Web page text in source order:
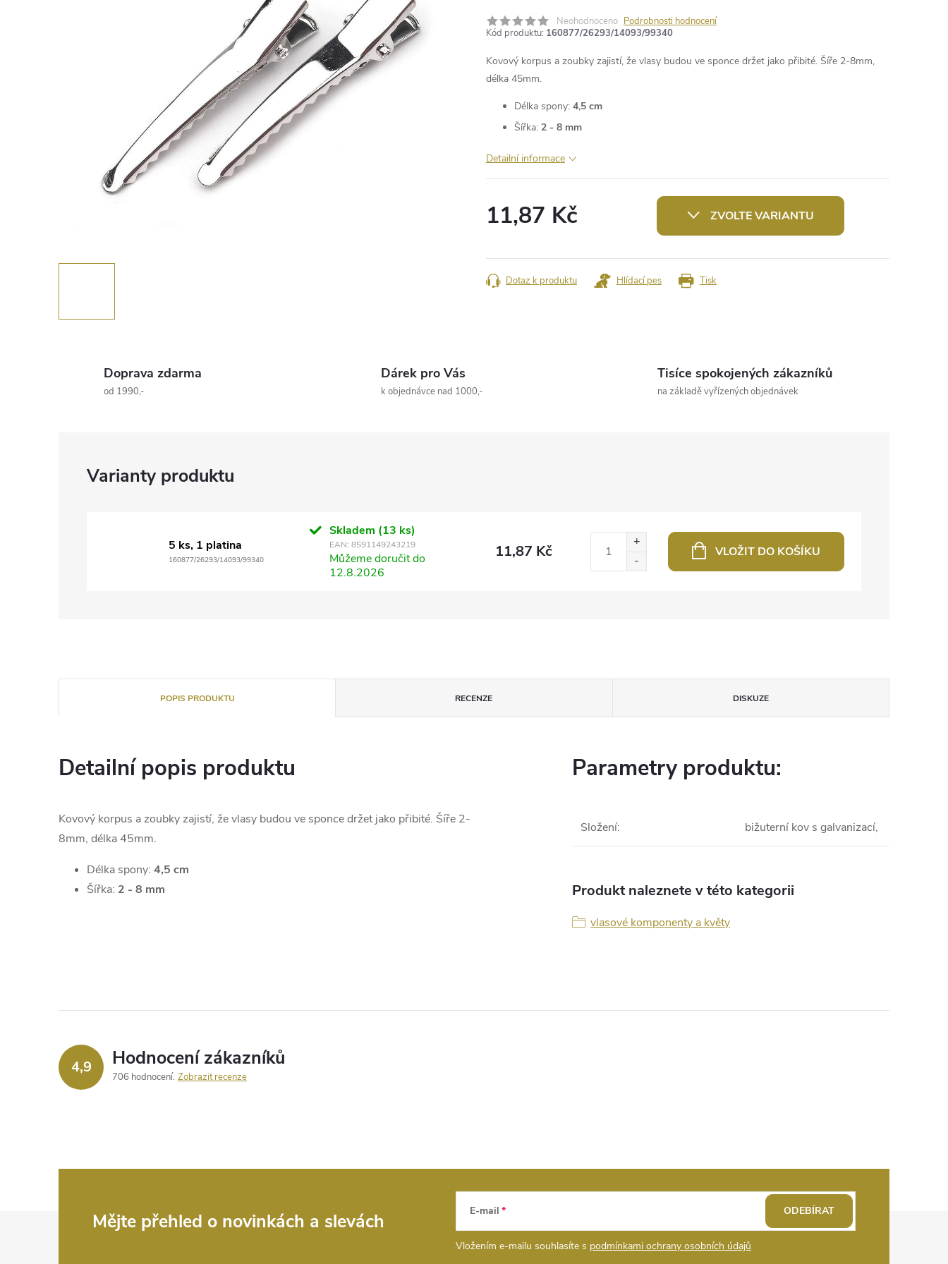
Neohodnoceno Podrobnosti hodnocení
Kód produktu: 160877/26293/14093/99340
Kovový korpus a zoubky zajistí, že vlasy budou ve sponce držet jako přibité. Šíře 2-8mm,
délka 45mm.
Délka spony: 4,5 cm
Šířka: 2 - 8 mm
Detailní informace
11,87 Kč ZVOLTE VARIANTU
Tisk
Dotaz k produktu Hlídací pes
Doprava zdarma
od 1990,-
Dárek pro Vás
k objednávce nad 1000,-
Tisíce spokojených zákazníků
na základě vyřízených objednávek
5 ks, 1 platina
160877/26293/14093/99340
Skladem (13 ks)
EAN: 8591149243219
Můžeme doručit do
12.8.2026
11,87 Kč VLOŽIT DO KOŠÍKU
POPIS PRODUKTU RECENZE DISKUZE
Detailní popis produktu
Kovový korpus a zoubky zajistí, že vlasy budou ve sponce držet jako přibité. Šíře 2-
8mm, délka 45mm.
Délka spony: 4,5 cm
Šířka: 2 - 8 mm
Parametry produktu:
Složení: bižuterní kov s galvanizací,
Produkt naleznete v této kategorii
vlasové komponenty a květy
4,9 Hodnocení zákazníků
706 hodnocení Zobrazit recenze
Mějte přehled o novinkách a slevách E-mail
Vložením e-mailu souhlasíte s podmínkami ochrany osobních údajů
ODEBÍRAT